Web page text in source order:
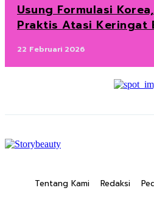
Usung Formulasi
Praktis Atasi Keringat
22 Februari 2026
Tentang Kami Redaksi